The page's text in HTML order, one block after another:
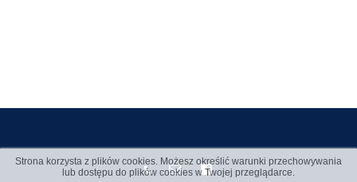
Strona korzysta z plików cookies. Możesz określić warunki przechowywania
lub dostępu do plików cookies w Twojej przeglądarce.